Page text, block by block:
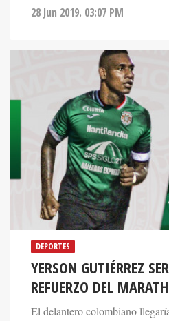
28 Jun 2019. 03:07 PM
DEPORTES
YERSON GUTIÉRREZ
REFUERZO DEL
El delantero colombiano